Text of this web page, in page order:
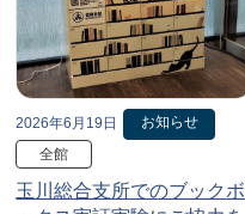
2026年6月19日
お知らせ
全館
玉川総合支所でのブックボ